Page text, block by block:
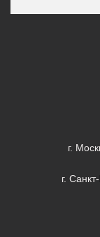
г.
г.